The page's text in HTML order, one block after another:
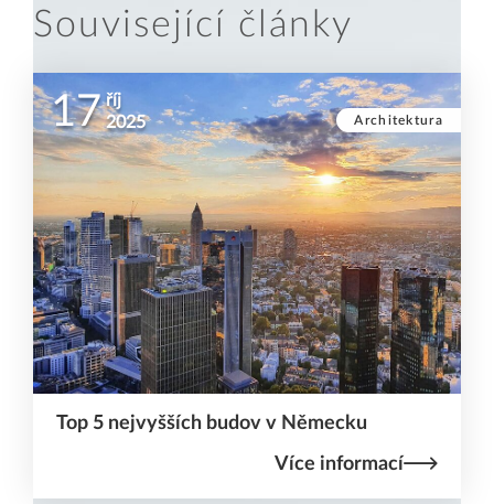
Související články
Architektura
17 říj
2025
Top 5 nejvyšších budov v Německu
Více informací